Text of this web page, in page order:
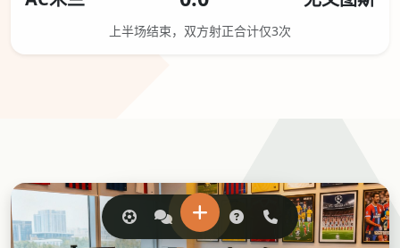
上半场结束，双方射正合计仅3次